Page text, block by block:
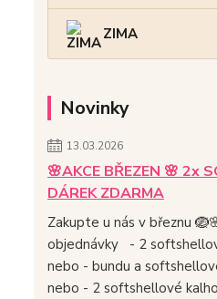
ZIMA
Novinky
13.03.2026
🌸AKCE BŘEZEN 🌸 2x
DÁREK ZDARMA
Zakupte u nás v březnu
objednávky - 2
nebo - bundu a
nebo - 2 softshellové